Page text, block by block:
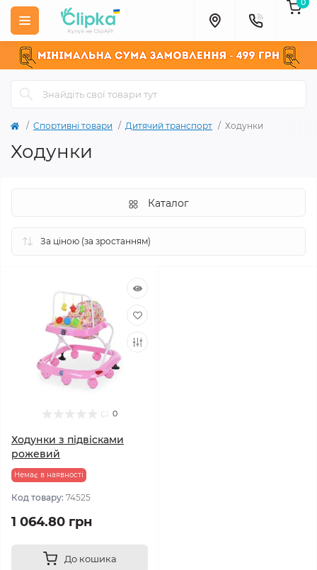
Спортивні товари Дитячий транспорт Ходунки
Ходунки
Каталог
0
Ходунки з підвісками
рожевий
Немає в наявності
Код товару: 74525
1 064.80 грн
До кошика